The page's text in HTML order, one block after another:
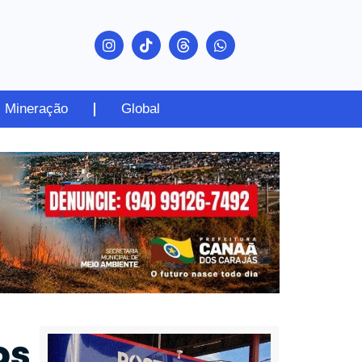
Mineração Global
PUBLICIDADE